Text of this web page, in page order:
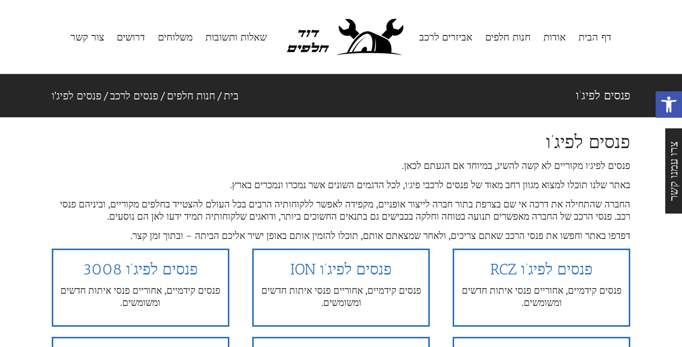
פתח סרגל נגישות
דף הבית
אודות חנות חלפים אביזרים לרכב שאלות ותשובות משלוחים דרושים צור קשר
פנסים לפיג’ו בית/ חנות חלפים / פנסים לרכב/ פנסים לפיג’ו
פנסים לפיג’ו
פנסים לפיג׳ו מקוריים לא קשה להשיג, במיוחד אם הגעתם לכאן.
באתר שלנו תוכלו למצוא מגוון רחב מאוד של פנסים לרכבי פיג׳ו, לכל הדגמים השונים אשר נמכרו ונמכרים בארץ.
החברה שהתחילה את דרכה אי שם בצרפת בתור חברה לייצור אופניים, מקפידה לאפשר ללקוחותיה הרבים בכל העולם להצטייד בחלפים מקוריים, וביניהם פנסי
רכב. פנסי הרכב של החברה מאפשרים תנועה בטוחה וחלקה בכבישים גם בתנאים החשוכים ביותר, ודואגים שלקוחותיה תמיד ידעו לאן הם נוסעים.
דפדפו באתר וחפשו את פנסי הרכב שאתם צריכים, ולאחר שמצאתם אותם, תוכלו להזמין אותם באופן ישיר אליכם הביתה – ובתוך זמן קצר.
פנסים לפיג’ו RCZ
פנסים קידמיים, אחוריים פנסי איתות חדשים
ומשומשים.
פנסים לפיג’ו ION
פנסים קידמיים, אחוריים פנסי איתות חדשים
ומשומשים.
פנסים לפיג’ו 3008
פנסים קידמיים, אחוריים פנסי איתות חדשים
ומשומשים.
צרו עמנו קשר